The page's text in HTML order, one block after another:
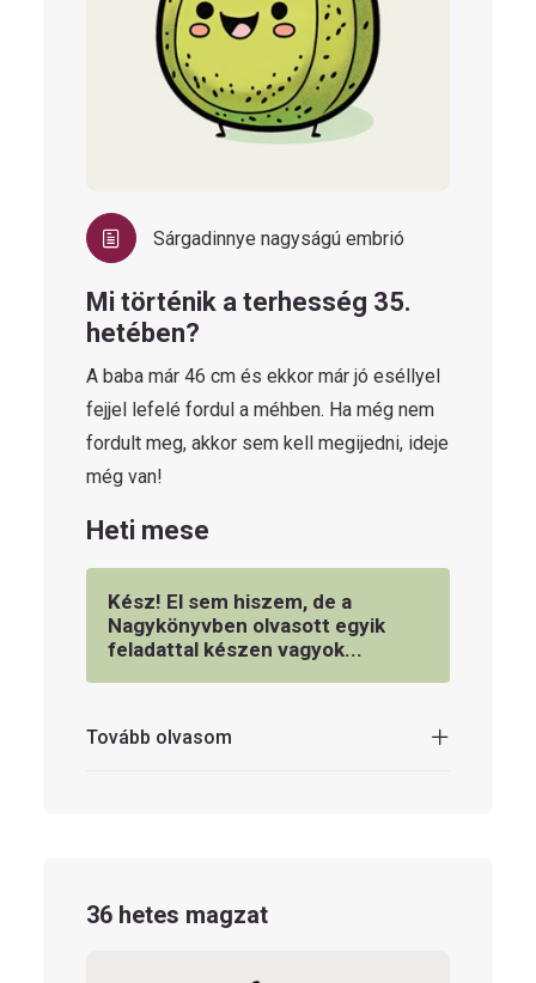
Sárgadinnye nagyságú embrió
Mi történik a terhesség 35.
hetében?
A baba már 46 cm és ekkor már jó eséllyel
fejjel lefelé fordul a méhben. Ha még nem
fordult meg, akkor sem kell megijedni, ideje
még van!
Heti mese
Kész! El sem hiszem, de a
Nagykönyvben olvasott egyik
feladattal készen vagyok...
Tovább olvasom
36 hetes magzat